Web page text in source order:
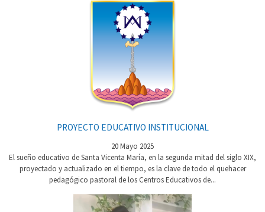
PROYECTO EDUCATIVO INSTITUCIONAL
20 Mayo 2025
El sueño educativo de Santa Vicenta María, en la segunda mitad del siglo XIX,
proyectado y actualizado en el tiempo, es la clave de todo el quehacer
pedagógico pastoral de los Centros Educativos de...